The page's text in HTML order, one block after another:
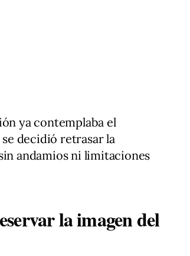
ya contemplaba el
decidió retrasar la
andamios ni limitaciones
la imagen del